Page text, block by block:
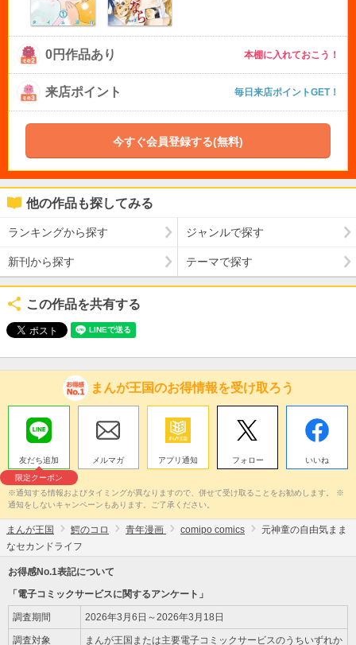
0円作品あり 本棚に入れておこう！
来店ポイント 毎日来店ポイントGET！
今すぐ会員登録する(無料)
他の作品も探してみる
ランキングから探す ジャンルで探す
新刊から探す テーマで探す
この作品を共有する
まんが王国のお得情報を受け取ろう
友だち追加
限定クーポン
メルマガ アプリ通知 フォロー いいね
※通知する情報およびタイミングが異なりますので、併せて受け取ることをお勧めします。 ※
通知をしないキャンペーンもあります。ご了承ください。
まんが王国 鰐のコロ 青年漫画 comipo comics
元神童の自由気まま
なセカンドライフ
お得感No.1表記について
「電子コミックサービスに関するアンケート」
調査期間 2026年3月6日～2026年3月18日
調査対象 まんが王国または主要電子コミックサービスのうちいずれか